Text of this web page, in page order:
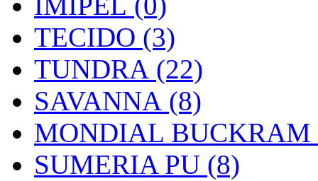
TECIDO (3)
TUNDRA (22)
SAVANNA (8)
MONDIAL BUCKRAM
SUMERIA PU (8)